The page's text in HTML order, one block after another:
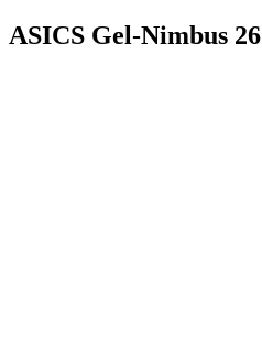
ASICS Gel-Nimbus 26